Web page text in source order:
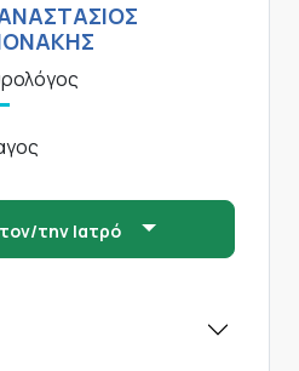
την Ιατρό